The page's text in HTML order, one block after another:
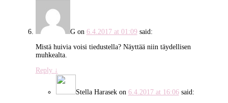
Gon 6.4.2017 at 01:09 said:
Mistä huivia voisi tiedustella? Näyttää niin täydellisen
muhkealta.
Reply ↓
Stella Harasekon 6.4.2017 at 16:06 said: